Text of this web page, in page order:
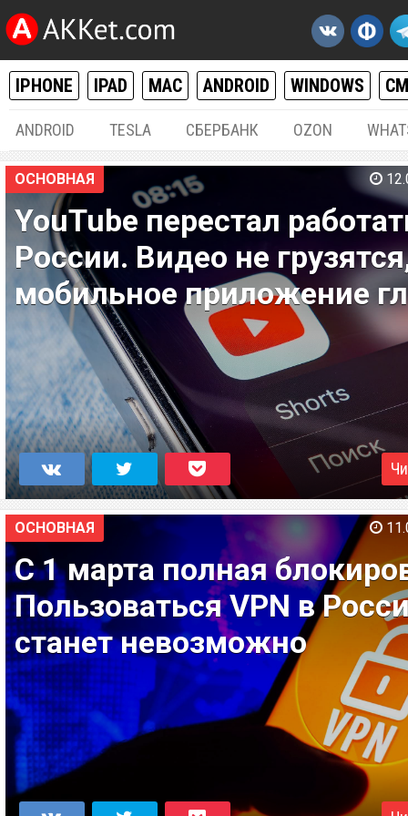
IPHONE IPAD MAC ANDROID WINDOWS
ANDROID TESLA СБЕРБАНК OZON
ОСНОВНАЯ
YouTube перестал
России. Видео не
мобильное приложение
ОСНОВНАЯ
С 1 марта полная
Пользоваться VPN в
станет невозможно